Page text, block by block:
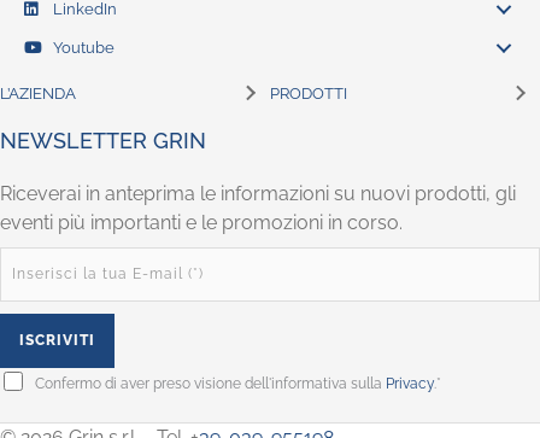
LinkedIn
Youtube
L’AZIENDA PRODOTTI
NEWSLETTER GRIN
Riceverai in anteprima le informazioni su nuovi prodotti, gli
eventi più importanti e le promozioni in corso.
Confermo di aver preso visione dell'informativa sulla Privacy.*